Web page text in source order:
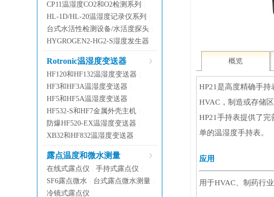
CP11温湿度CO2和O2检测系列
HL-1D/HL-20温湿度记录仪系列
台式水活性检测设备/水活度探头
HYGROGEN2-HG2-S湿度发生器
Rotronic温湿度变送器
HF120和HF132温湿度变送器
HF3和HF3A温湿度变送器
HF5和HF5A温湿度变送器
HF532-S和HF7金属外壳主机
防爆HF520-EX温湿度变送器
XB32和HF832温湿度变送器
露点温度和微水测量
在线式露点仪 手持式露点仪
SF6露点微水 台式露点微水测量
冷镜式露点仪
概览
HP21是高度精确手持
HVAC，制造或存储
HP21手持表提供了
单的温湿度手持表。
应用
用于HVAC、制药行